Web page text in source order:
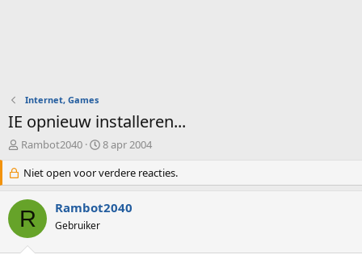
Internet, Games
IE opnieuw installeren...
O
d
e
r
w
e
Rambot2040
S
a
r
t
d
8 apr 2004
Niet open voor verdere reacties.
R Rambot2040
Gebruiker